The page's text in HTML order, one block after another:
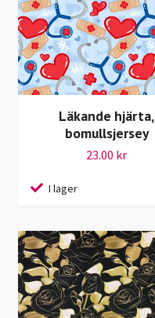
Läkande hjärta,
bomullsjersey
23.00 kr
I lager